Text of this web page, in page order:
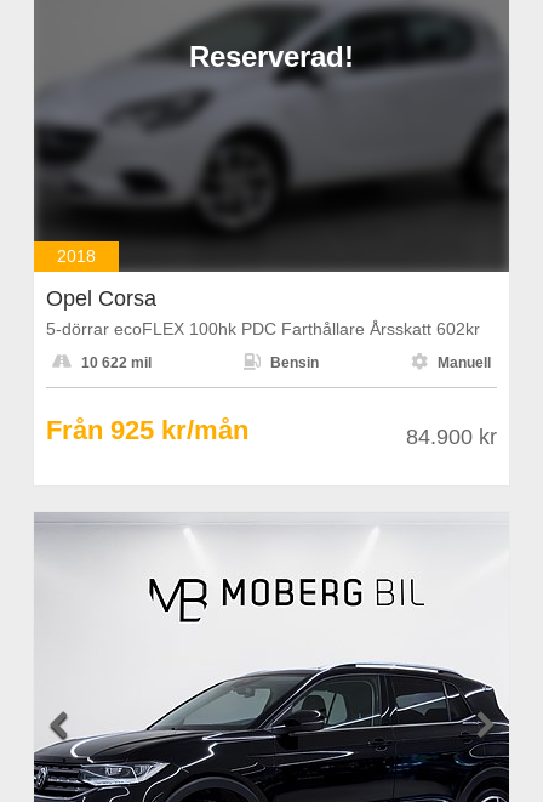
Reserverad!
2018
Opel Corsa
5-dörrar ecoFLEX 100hk PDC Farthållare Årsskatt 602kr
 10 622 mil  Bensin  Manuell
Från 925 kr/mån 84.900 kr
 